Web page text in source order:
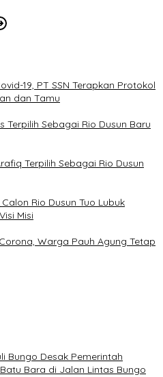
19, PT SSN Terapkan Protokol
dan Tamu
Terpilih Sebagai Rio Dusun Baru
Terpilih Sebagai Rio Dusun
Rio Dusun Tuo Lubuk
Misi
Warga Pauh Agung Tetap
Bungo Desak Pemerintah
Bara di Jalan Lintas Bungo